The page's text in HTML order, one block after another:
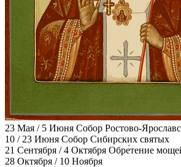
23 Мая / 5 Июня Собор Ростово-
10 / 23 Июня Собор Сибирских святых
21 Сентября / 4 Октября Обре́тение
28 Октября / 10 Ноября